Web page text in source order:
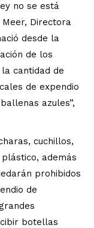
no se está
Directora
desde la
de los
cantidad de
de expendio
azules”,
cuchillos,
además
prohibidos
de
botellas